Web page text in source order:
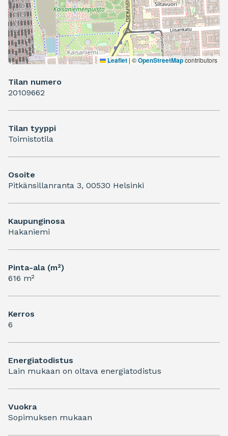
Leaflet | ©OpenStreetMapcontributors
Tilan numero
20109662
Tilan tyyppi
Toimistotila
Osoite
Pitkänsillanranta 3, 00530 Helsinki
Kaupunginosa
Hakaniemi
Pinta-ala (m²)
616 m²
Kerros
6
Energiatodistus
Lain mukaan on oltava energiatodistus
Vuokra
Sopimuksen mukaan